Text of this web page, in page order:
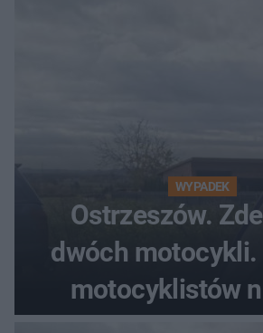
WYPADEK
Ostrzeszów.
dwóch motocykli.
motocyklistów